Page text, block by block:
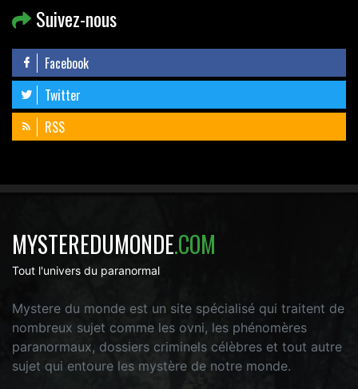
Suivez-nous
Facebook
Twitter
RSS
MYSTEREDUMONDE.COM
Tout l'univers du paranormal
Mystere du monde est un site spécialisé qui traitent de
nombreux sujet comme les ovni, les phénomères
paranormaux, dossiers criminels célèbres et tout autre
sujet qui entoure les mystère de notre monde.